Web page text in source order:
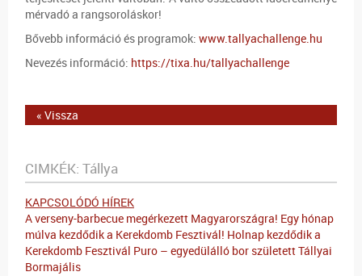
mérvadó a rangsoroláskor!
Bővebb információ és programok: www.tallyachallenge.hu
Nevezés információ: https://tixa.hu/tallyachallenge
« Vissza
CIMKÉK: Tállya
KAPCSOLÓDÓ HÍREK
A verseny-barbecue megérkezett Magyarországra! Egy hónap
múlva kezdődik a Kerekdomb Fesztivál! Holnap kezdődik a
Kerekdomb Fesztivál Puro – egyedülálló bor születettTállyai
Bormajális